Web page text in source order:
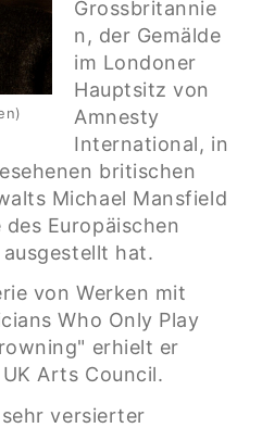
Grossbritannie
n, der Gemälde
im Londoner
Hauptsitz von
Amnesty
International, in
britischen
Michael Mansfield
des Europäischen
hat.
von Werken mit
Who Only Play
erhielt er
Arts Council.
versierter